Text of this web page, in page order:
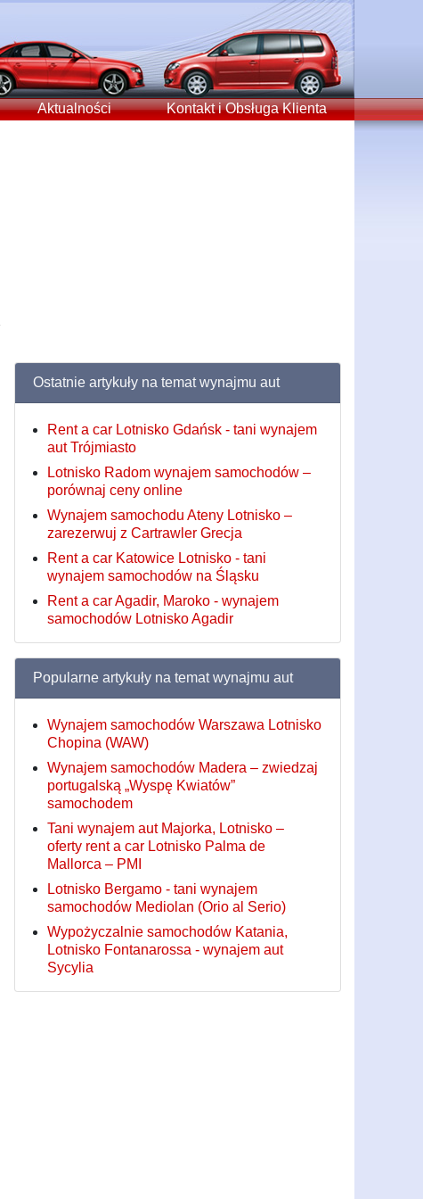
Aktualności Kontakt i Obsługa Klienta
Ostatnie artykuły na temat wynajmu aut
Rent a car Lotnisko Gdańsk - tani wynajem
aut Trójmiasto
Lotnisko Radom wynajem samochodów –
porównaj ceny online
Wynajem samochodu Ateny Lotnisko –
zarezerwuj z Cartrawler Grecja
Rent a car Katowice Lotnisko - tani
wynajem samochodów na Śląsku
Rent a car Agadir, Maroko - wynajem
samochodów Lotnisko Agadir
Popularne artykuły na temat wynajmu aut
Wynajem samochodów Warszawa Lotnisko
Chopina (WAW)
Wynajem samochodów Madera – zwiedzaj
portugalską „Wyspę Kwiatów”
samochodem
Tani wynajem aut Majorka, Lotnisko –
oferty rent a car Lotnisko Palma de
Mallorca – PMI
Lotnisko Bergamo - tani wynajem
samochodów Mediolan (Orio al Serio)
Wypożyczalnie samochodów Katania,
Lotnisko Fontanarossa - wynajem aut
Sycylia